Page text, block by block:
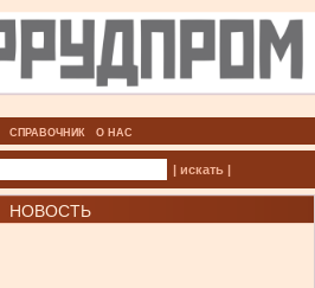
СПРАВОЧНИК О НАС
| искать |
НОВОСТЬ